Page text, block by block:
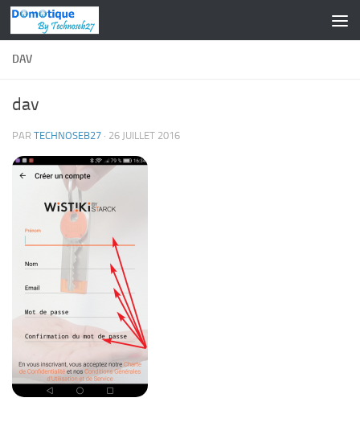
Skip to content
DAV
dav
PAR TECHNOSEB27 · 26 JUILLET 2016